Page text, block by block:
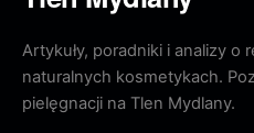
Artykuły, poradniki i analizy o
naturalnych kosmetykach.
pielęgnacji na Tlen Mydlany.